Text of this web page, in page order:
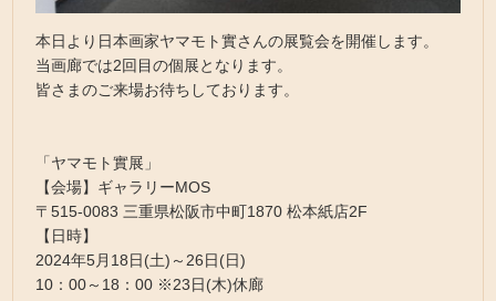
本日より日本画家ヤマモト實さんの展覧会を開催します。
当画廊では2回目の個展となります。
皆さまのご来場お待ちしております。
「ヤマモト實展」
【会場】ギャラリーMOS
〒515-0083 三重県松阪市中町1870 松本紙店2F
【日時】
2024年5月18日(土)～26日(日)
10：00～18：00 ※23日(木)休廊